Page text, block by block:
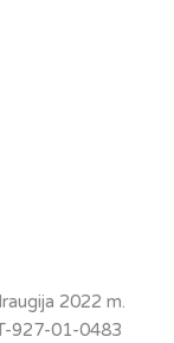
2022 m.
927-01-0483